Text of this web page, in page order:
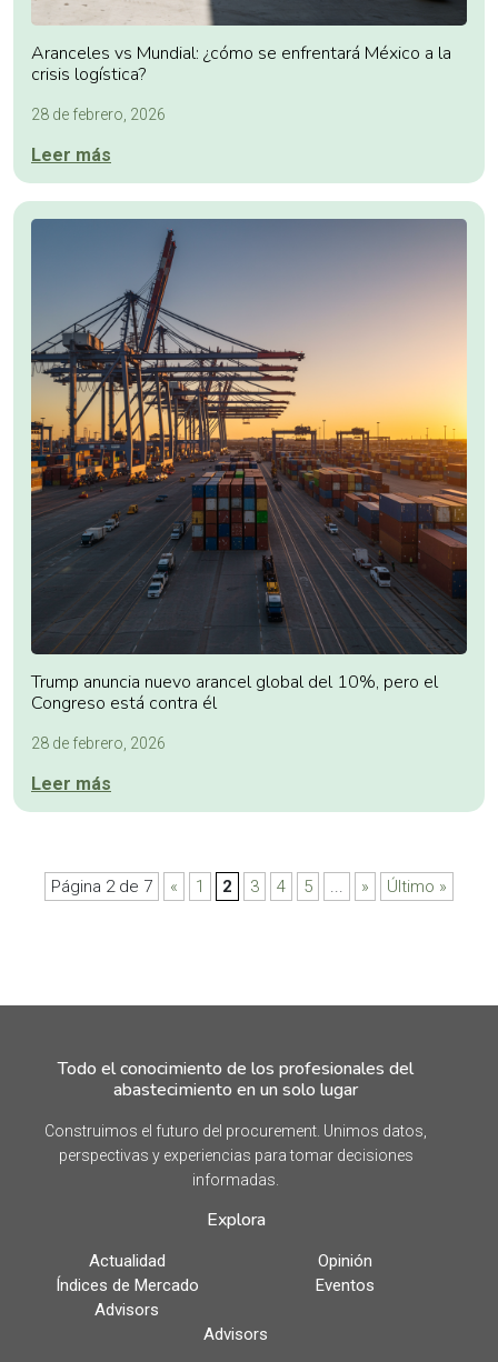
Aranceles vs Mundial: ¿cómo se enfrentará México a la
crisis logística?
28 de febrero, 2026
Leer más
Trump anuncia nuevo arancel global del 10%, pero el
Congreso está contra él
28 de febrero, 2026
Leer más
Página 2 de 7 « 1 2 3 4 5 ... » Último »
Todo el conocimiento de los profesionales del
abastecimiento en un solo lugar
Construimos el futuro del procurement. Unimos datos,
perspectivas y experiencias para tomar decisiones
informadas.
Explora
Actualidad
Opinión
Índices de Mercado
Eventos
Advisors
Advisors